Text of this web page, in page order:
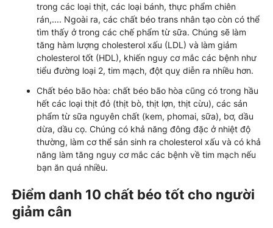
trong các loại thịt, các loại bánh, thực phẩm chiên
rán,.... Ngoài ra, các chất béo trans nhân tạo còn có thể
tìm thấy ở trong các chế phẩm từ sữa. Chúng sẽ làm
tăng hàm lượng cholesterol xấu (LDL) và làm giảm
cholesterol tốt (HDL), khiến nguy cơ mắc các bệnh như
tiểu đường loại 2, tim mạch, đột quỵ diễn ra nhiều hơn.
Chất béo bão hòa: chất béo bão hòa cũng có trong hầu
hết các loại thịt đỏ (thịt bò, thịt lợn, thịt cừu), các sản
phẩm từ sữa nguyên chất (kem, phomai, sữa), bơ, dầu
dừa, dầu cọ. Chúng có khả năng đông đặc ở nhiệt độ
thường, làm cơ thể sản sinh ra cholesterol xấu và có khả
năng làm tăng nguy cơ mắc các bệnh về tim mạch nếu
bạn ăn quá nhiều.
Điểm danh 10 chất béo tốt cho người
giảm cân